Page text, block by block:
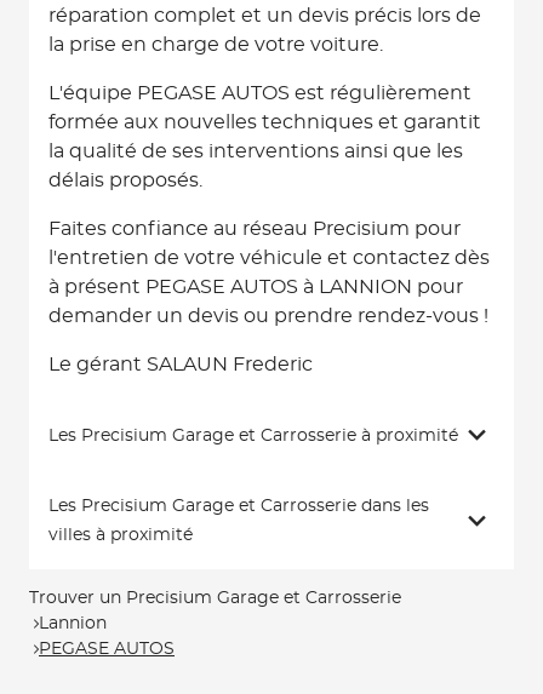
réparation complet et un devis précis lors de
la prise en charge de votre voiture.
L'équipe PEGASE AUTOS est régulièrement
formée aux nouvelles techniques et garantit
la qualité de ses interventions ainsi que les
délais proposés.
Faites confiance au réseau Precisium pour
l'entretien de votre véhicule et contactez dès
à présent PEGASE AUTOS à LANNION pour
demander un devis ou prendre rendez-vous !
Le gérant SALAUN Frederic
Les Precisium Garage et Carrosserie à proximité
Les Precisium Garage et Carrosserie dans les
villes à proximité
Trouver un Precisium Garage et Carrosserie
Lannion
PEGASE AUTOS